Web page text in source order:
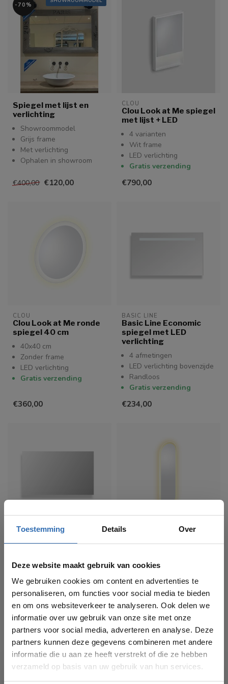
Toestemming Details Over
Deze website maakt gebruik van cookies
We gebruiken cookies om content en advertenties te
personaliseren, om functies voor social media te bieden
en om ons websiteverkeer te analyseren. Ook delen we
informatie over uw gebruik van onze site met onze
partners voor social media, adverteren en analyse. Deze
partners kunnen deze gegevens combineren met andere
informatie die u aan ze heeft verstrekt of die ze hebben
verzameld op basis van uw gebruik van hun services.
-70%
Spiegel met lijst en
verlichting
Showroommodel
Grijs frame
Met verlichting
Ophalen in showroom
€400,00 €120,00
CLOU
Clou Look at Me spiegel
met lijst + LED
4 varianten
Wit frame
LED verlichting
Gratis verzending
€790,00
CLOU
Clou Look at Me ronde
spiegel 40 cm
40x40 cm
Zonder frame
LED verlichting
Gratis verzending
€360,00
BASIC LINE
Basic Line Economic
spiegel met LED
verlichting
4 afmetingen
LED verlichting bovenzijde
Randloos
Gratis verzending
€234,00
Basic Line Basic
4 afmetingen
Randloos
Zwevend gehangen
Gratis verzending
€169,00
Clou Look at Me ovale
28x90 cm
Zonder frame
LED verlichting
€481,00